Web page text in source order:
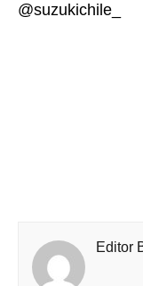
@suzukichile_
Editor